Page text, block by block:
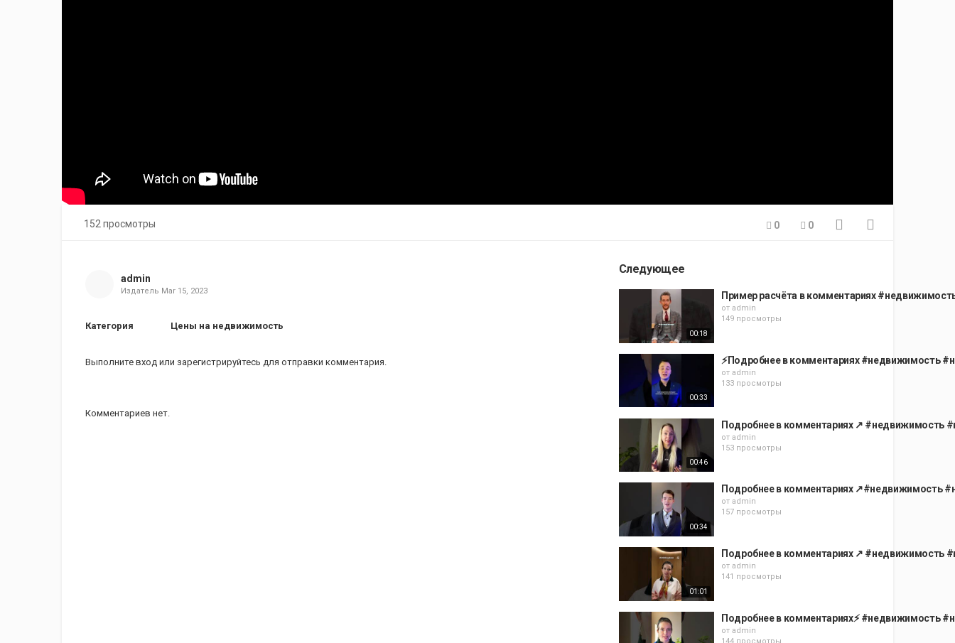
152 просмотры 0 0
admin
Издатель Mar 15, 2023
Категория Цены на недвижимость
Выполните вход или зарегистрируйтесь для отправки комментария.
Комментариев нет.
Следующее
00:18
Пример расчёта в комментариях
от admin
149 просмотры
00:33
⚡️Подробнее в комментариях #недвижимость
от admin
133 просмотры
00:46
Подробнее в комментариях ↗️ #недвижимость
от admin
153 просмотры
00:34
Подробнее в комментариях ↗️#недвижимость
от admin
157 просмотры
01:01
Подробнее в комментариях ↗️ #недвижимость
от admin
141 просмотры
Подробнее в комментариях⚡️ #недвижимость
от admin